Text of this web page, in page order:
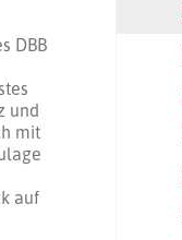
DBB
und
mit
auf